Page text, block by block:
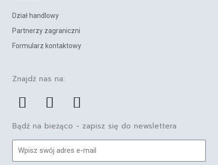
Dział handlowy
Partnerzy zagraniczni
Formularz kontaktowy
Znajdź nas na:
F
c
e
b
L
n
k
e
Y
u
t
u
Bądź na bieżąco - zapisz się do newslettera
mail